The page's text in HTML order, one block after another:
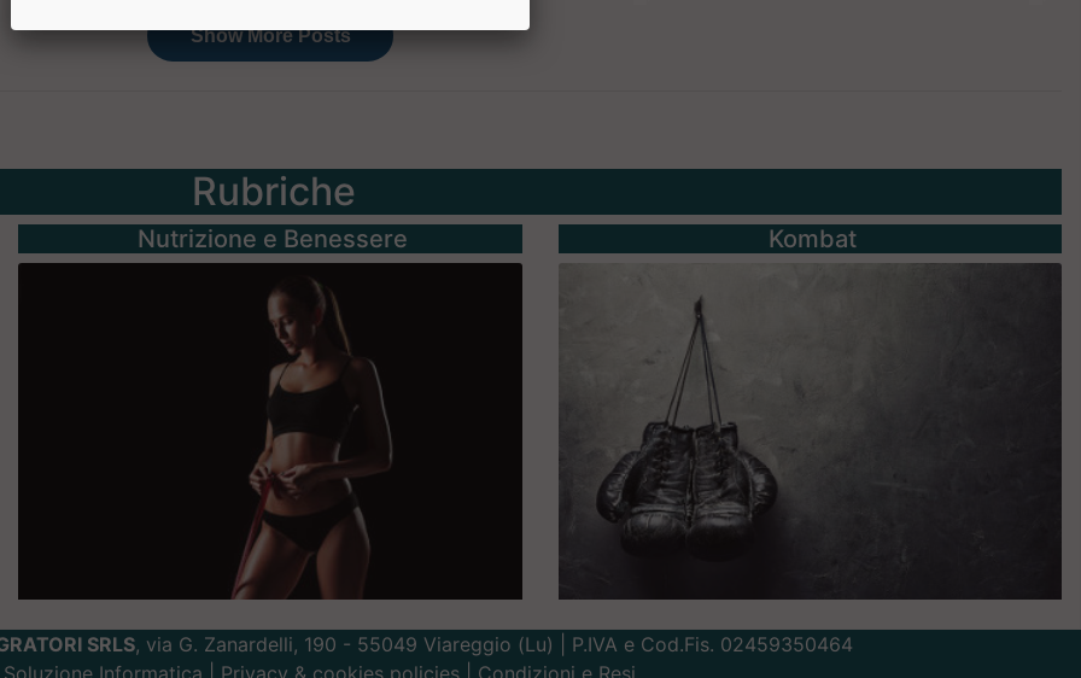
Rubriche
Nutrizione e Benessere Kombat
SRLS, via G. Zanardelli, 190 - 55049 Viareggio (Lu) | P.IVA e Cod.Fis. 02459350464
Informatica
Privacy & cookiespolicies | Condizioni e Resi